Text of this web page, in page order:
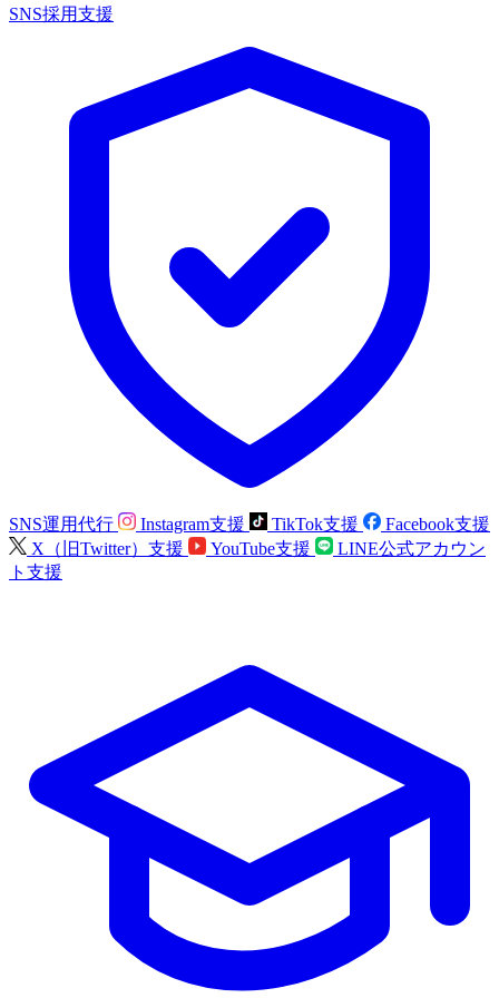
SNS採用支援
SNS運用代行 Instagram支援 TikTok支援
Facebook支援
X（旧Twitter）支援
YouTube支援
LINE公式アカウン
ト支援